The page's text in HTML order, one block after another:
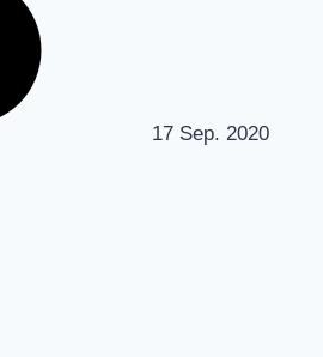
17 Sep. 2020